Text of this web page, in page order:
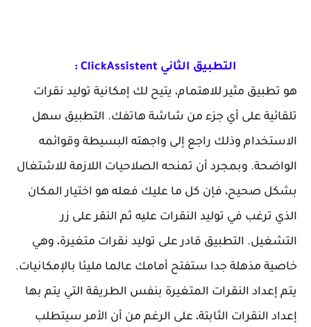
التطبيق الثاني ClickAssistent :
هو تطبيق مثير للاهتمام، يتيح لك إمكانية توليد نقرات
تلقائية على أي جزء من شاشة هاتفك. التطبيق سهل
الاستخدام وذلك راجع إلى واجهته البسيطة وقوائمه
الواضحة. وبمجرد أن تمنحه الصلاحيات اللازمة للاشتغال
بشكل صحيح، فإن كل ما عليك فعله هو اختيار المكان
الذي ترغب في توليد النقرات عليه ثم النقر على زر
التشغيل. التطبيق قادر على توليد نقرات متغيرة، وهي
خاصية مذهلة جدا ستفتح أمامك عالما مليئا بالإمكانيات.
يتم إعداد النقرات المتغيرة بنفس الطريقة التي يتم بها
إعداد النقرات الثابتة، على الرغم من أن الأمر سيتطلب